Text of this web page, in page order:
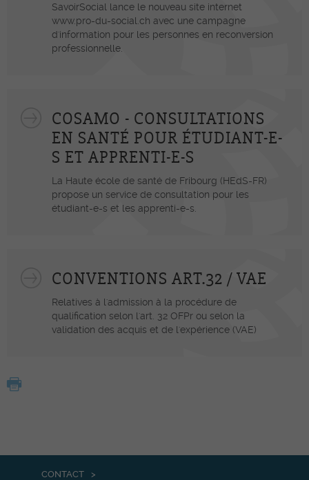
SavoirSocial lance le nouveau site internet
www.pro-du-social.ch avec une campagne
d'information pour les personnes en reconversion
professionnelle.
COSAMO - CONSULTATIONS
EN SANTÉ POUR ÉTUDIANT-E-
S ET APPRENTI-E-S
La Haute école de santé de Fribourg (HEdS-FR)
propose un service de consultation pour les
étudiant-e-s et les apprenti-e-s.
CONVENTIONS ART.32 / VAE
Relatives à l'admission à la procédure de
qualification selon l'art. 32 OFPr ou selon la
validation des acquis et de l'expérience (VAE)
CONTACT